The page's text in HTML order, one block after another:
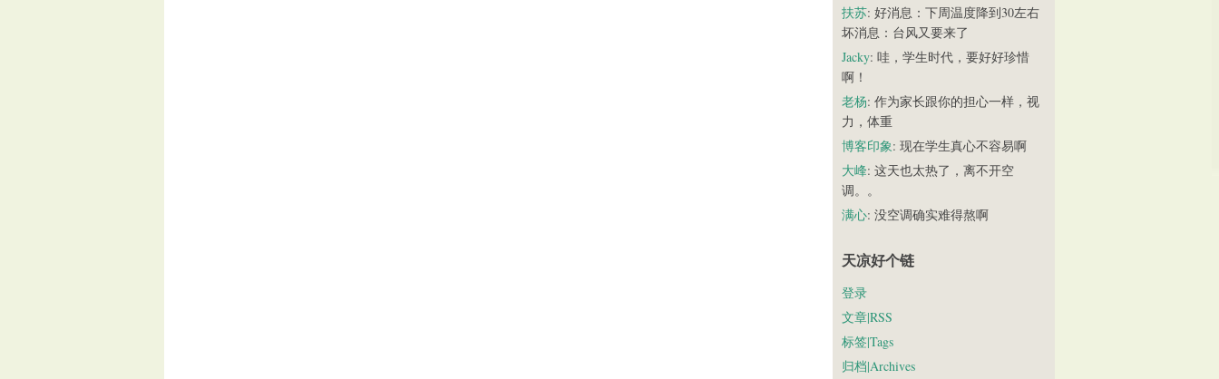
扶苏: 好消息：下周温度降到30左右
坏消息：台风又要来了
Jacky: 哇，学生时代，要好好珍惜
啊！
老杨: 作为家长跟你的担心一样，视
力，体重
博客印象: 现在学生真心不容易啊
大峰: 这天也太热了，离不开空
调。。
满心: 没空调确实难得熬啊
天凉好个链
登录
文章|RSS
标签|Tags
归档|Archives